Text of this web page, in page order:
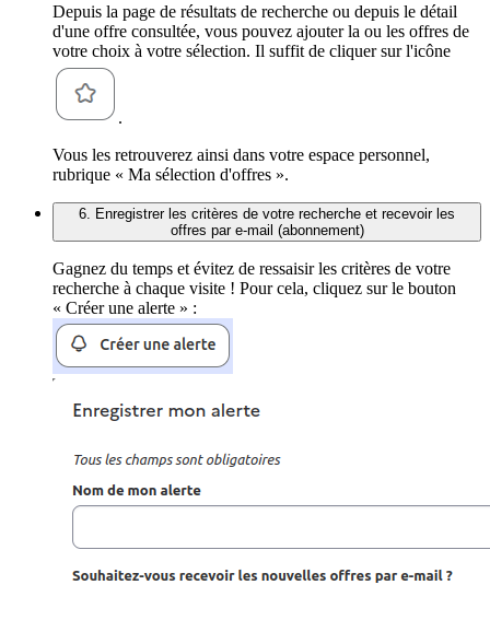
Depuis la page de résultats de recherche ou depuis le détail
d'une offre consultée, vous pouvez ajouter la ou les offres de
votre choix à votre sélection. Il suffit de cliquer sur l'icône
.
Vous les retrouverez ainsi dans votre espace personnel,
rubrique « Ma sélection d'offres ».
6. Enregistrer les critères de votre recherche et recevoir les
offres par e-mail (abonnement)
Gagnez du temps et évitez de ressaisir les critères de votre
recherche à chaque visite ! Pour cela, cliquez sur le bouton
« Créer une alerte » :